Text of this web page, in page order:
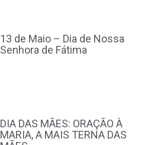
13 de Maio – Dia de Nossa
Senhora de Fátima
DIA DAS MÃES: ORAÇÃO À
MARIA, A MAIS TERNA DAS